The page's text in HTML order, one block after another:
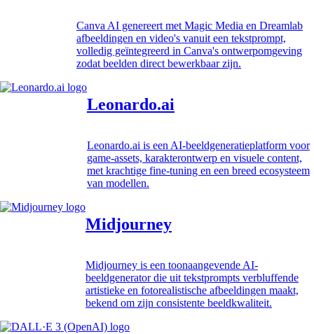
Canva AI genereert met Magic Media en Dreamlab
afbeeldingen en video's vanuit een tekstprompt,
volledig geïntegreerd in Canva's ontwerpomgeving
zodat beelden direct bewerkbaar zijn.
Leonardo.ai
Leonardo.ai is een AI-beeldgeneratieplatform voor
game-assets, karakterontwerp en visuele content,
met krachtige fine-tuning en een breed ecosysteem
van modellen.
Midjourney
Midjourney is een toonaangevende AI-
beeldgenerator die uit tekstprompts verbluffende
artistieke en fotorealistische afbeeldingen maakt,
bekend om zijn consistente beeldkwaliteit.